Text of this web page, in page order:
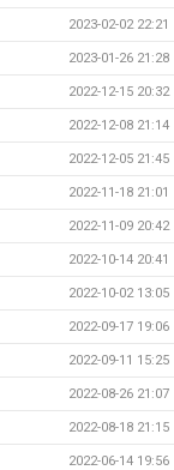
2023-02-02 22:21
2023-01-26 21:28
2022-12-15 20:32
2022-12-08 21:14
2022-12-05 21:45
2022-11-18 21:01
2022-11-09 20:42
2022-10-14 20:41
2022-10-02 13:05
2022-09-17 19:06
2022-09-11 15:25
2022-08-26 21:07
2022-08-18 21:15
2022-06-14 19:56